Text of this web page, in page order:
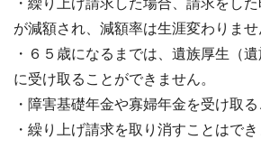
・繰り上げ請求した場合、請求をし
が減額され、減額率は生涯変わりませ
・６５歳になるまでは、遺族厚生（
に受け取ることができません。
・障害基礎年金や寡婦年金を受け取る
・繰り上げ請求を取り消すことはでき